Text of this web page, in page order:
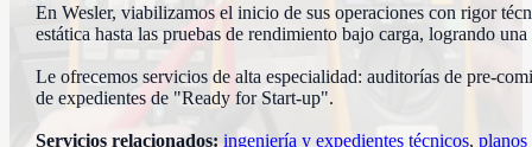
En Wesler, viabilizamos el inicio de sus operaciones con rigor
estática hasta las pruebas de rendimiento bajo carga, logrando
Le ofrecemos servicios de alta especialidad: auditorías de pre-
de expedientes de "Ready for Start-up".
Servicios relacionados: ingeniería y expedientes técnicos,planos